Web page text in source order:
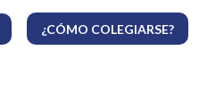
¿CÓMO COLEGIARSE?